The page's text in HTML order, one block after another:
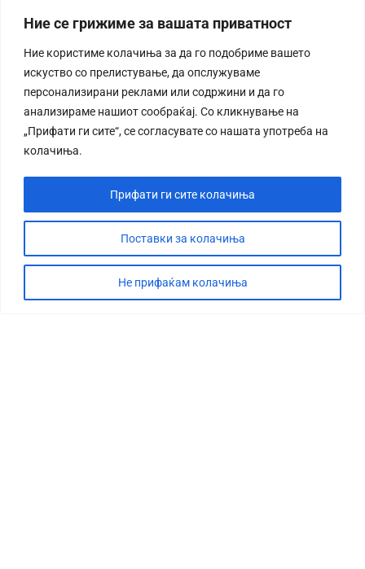
Ние се грижиме за вашата приватност
Ние користиме колачиња за да го подобриме вашето
искуство со прелистување, да опслужуваме
персонализирани реклами или содржини и да го
анализираме нашиот сообраќај. Со кликнување на
„Прифати ги сите“, се согласувате со нашата употреба на
колачиња.
Поставки за колачиња
Не прифаќам колачиња
Прифати ги сите колачиња